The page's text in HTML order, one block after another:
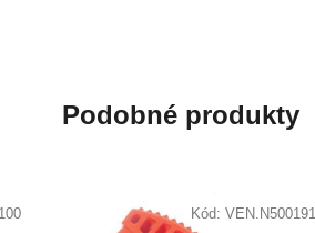
Podobné produkty
Kód: VEN.N500191